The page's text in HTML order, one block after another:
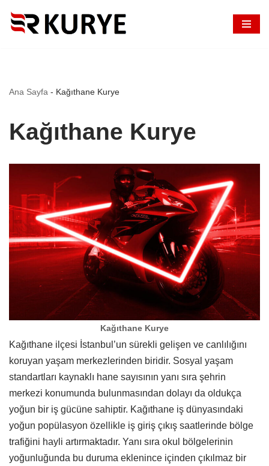
İçeriğe
Ana Sayfa - Kağıthane Kurye
Kağıthane Kurye
Kağıthane Kurye
Kağıthane ilçesi İstanbul’un sürekli gelişen ve canlılığını
koruyan yaşam merkezlerinden biridir. Sosyal yaşam
standartları kaynaklı hane sayısının yanı sıra şehrin
merkezi konumunda bulunmasından dolayı da oldukça
yoğun bir iş gücüne sahiptir. Kağıthane iş dünyasındaki
yoğun popülasyon özellikle iş giriş çıkış saatlerinde bölge
trafiğini hayli artırmaktadır. Yanı sıra okul bölgelerinin
yoğunluğunda bu duruma eklenince içinden çıkılmaz bir